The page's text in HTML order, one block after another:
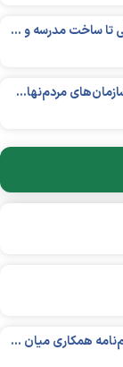
سهم زنان در مشروطه؛ از اهدای زیورآلات برای بانک ملی تا ساخت مدرسه و یتیم‌خانه
هم‌افزایی در سایهٔ استقلال؛ روزنامه‌نگاری اجتماعی و سازمان‌های مردم‌نهاد در اکوسیستم بین‌المللی غیردولتی‌ها
گامی دیگر برای پیوند دانشگاه و نهادهای مدنی؛ تفاهم‌نامه همکاری میان «شبکه ملی» و «دانشگاه هنر ایران» منعقد شد